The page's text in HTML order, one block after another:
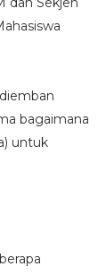
bagaimana
untuk